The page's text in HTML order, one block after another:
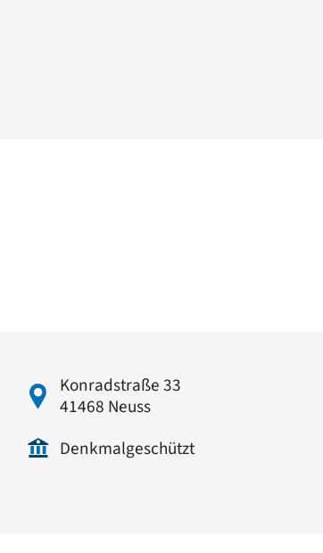
Konradstraße 33
41468 Neuss
Denkmalgeschützt